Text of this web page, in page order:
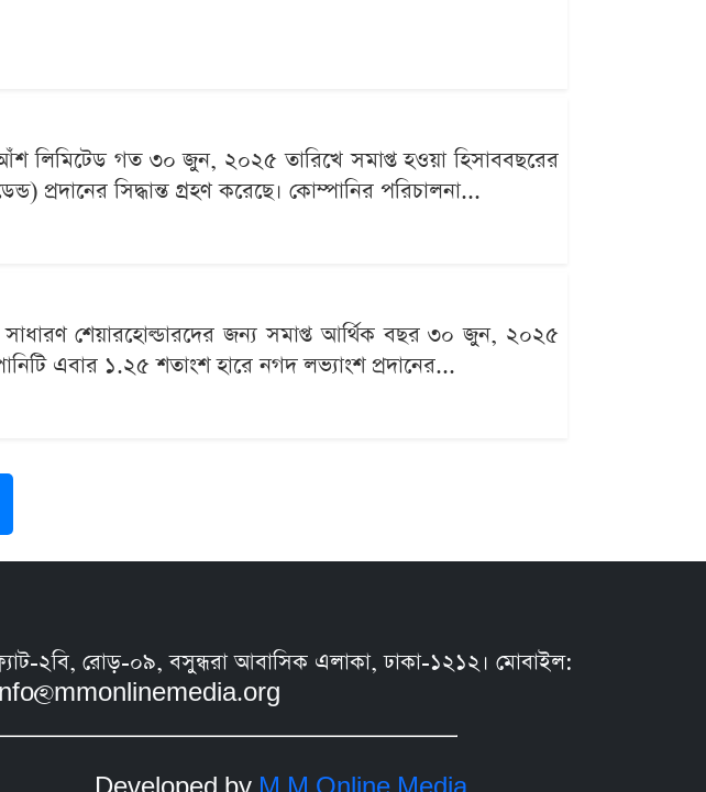
আঁশ লিমিটেড গত ৩০ জুন, ২০২৫ তারিখে সমাপ্ত হওয়া হিসাববছরের
প্রদানের সিদ্ধান্ত গ্রহণ করেছে। কোম্পানির পরিচালনা...
সাধারণ শেয়ারহোল্ডারদের জন্য সমাপ্ত আর্থিক বছর ৩০ জুন, ২০২৫
এবার ১.২৫ শতাংশ হারে নগদ লভ্যাংশ প্রদানের...
২বি, রোড়-০৯, বসুন্ধরা আবাসিক এলাকা, ঢাকা-১২১২। মোবাইল: